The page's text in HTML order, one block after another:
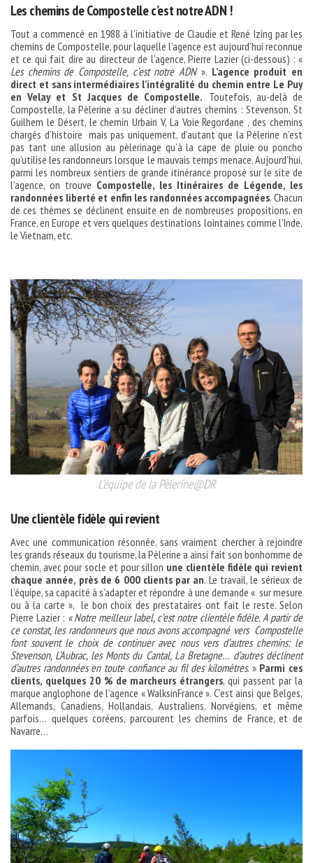
Les chemins de Compostelle c’est notre ADN !
Tout a commencé en 1988 à l’initiative de Claudie et René Izing par les
chemins de Compostelle, pour laquelle l’agence est aujourd’hui reconnue
et ce qui fait dire au directeur de l’agence, Pierre Lazier (ci-dessous) : «
Les chemins de Compostelle, c’est notre ADN». L’agence produit en
direct et sans intermédiaires l’intégralité du chemin entre Le Puy
en Velay et St Jacques de Compostelle. Toutefois, au-delà de
Compostelle, la Pèlerine a su décliner d’autres chemins : Stevenson, St
Guilhem le Désert, le chemin Urbain V, La Voie Regordane , des chemins
chargés d’histoire mais pas uniquement, d’autant que la Pèlerine n’est
pas tant une allusion au pèlerinage qu’à la cape de pluie ou poncho
qu’utilise les randonneurs lorsque le mauvais temps menace. Aujourd’hui,
parmi les nombreux sentiers de grande itinérance proposé sur le site de
l’agence, on trouve Compostelle, les Itinéraires de Légende, les
randonnées liberté et enfin les randonnées accompagnées. Chacun
de ces thèmes se déclinent ensuite en de nombreuses propositions, en
France, en Europe et vers quelques destinations lointaines comme l’Inde,
le Vietnam, etc.
L’équipe de la Pèlerine@DR
Une clientèle fidèle qui revient
Avec une communication résonnée, sans vraiment chercher à rejoindre
les grands réseaux du tourisme, la Pèlerine a ainsi fait son bonhomme de
chemin, avec pour socle et pour sillon une clientèle fidèle qui revient
chaque année, près de 6 000 clients par an. Le travail, le sérieux de
l’équipe, sa capacité à s’adapter et répondre à une demande « sur mesure
ou à la carte », le bon choix des prestataires ont fait le reste. Selon
Pierre Lazier : « Notre meilleur label, c’estnotre clientèle fidèle. A partir de
ce constat, les randonneurs que nous avons accompagné vers Compostelle
font souvent le choix de continuer avec nous vers d’autres chemins: le
Stevenson, L’Aubrac, les Monts du Cantal, La Bretagne… d’autres déclinent
d’autres randonnées en toute confiance au fil des kilomètres. » Parmi ces
clients, quelques 20 % de marcheurs étrangers, qui passent par la
marque anglophone de l’agence « WalksinFrance ». C’est ainsi que Belges,
Allemands, Canadiens, Hollandais, Australiens, Norvégiens, et même
parfois… quelques coréens, parcourent les chemins de France, et de
Navarre…